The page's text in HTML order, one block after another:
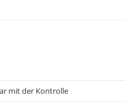
mit der Kontrolle